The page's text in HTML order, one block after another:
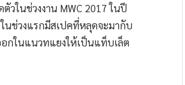
ในช่วงงาน MWC 2017 ในปี
นช่วงแรกมีสเปคที่หลุดจะมากับ
กในแนวทแยงให้เป็นแท็บเล็ต